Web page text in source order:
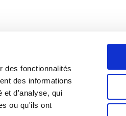
des fonctionnalités
des informations
et d'analyse, qui
ou qu'ils ont